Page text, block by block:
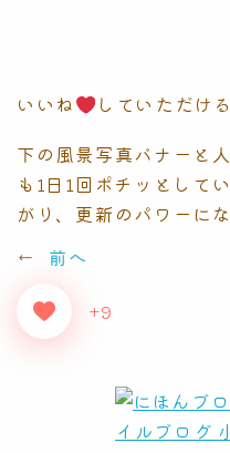
いいね
していただけ
下の風景写真バナーと
も1日1回ポチッとして
がり、更新のパワーに
←
前へ
+9